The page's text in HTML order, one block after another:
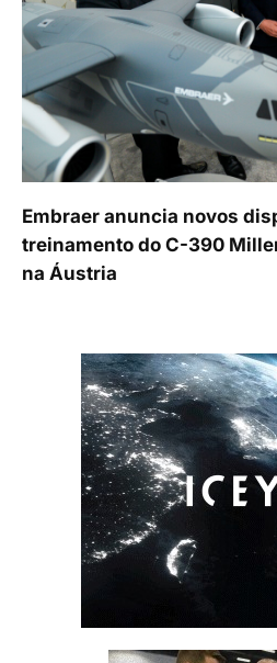
Embraer anuncia novos
treinamento do C-390
na Áustria